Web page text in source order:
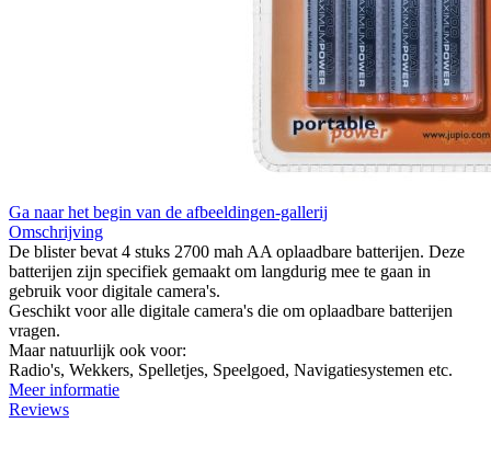
Ga naar het begin van de afbeeldingen-gallerij
Omschrijving
De blister bevat 4 stuks 2700 mah AA oplaadbare batterijen. Deze
batterijen zijn specifiek gemaakt om langdurig mee te gaan in
gebruik voor digitale camera's.
Geschikt voor alle digitale camera's die om oplaadbare batterijen
vragen.
Maar natuurlijk ook voor:
Radio's, Wekkers, Spelletjes, Speelgoed, Navigatiesystemen etc.
Meer informatie
Reviews